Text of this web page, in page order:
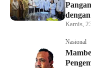
Kamis,
Nasional